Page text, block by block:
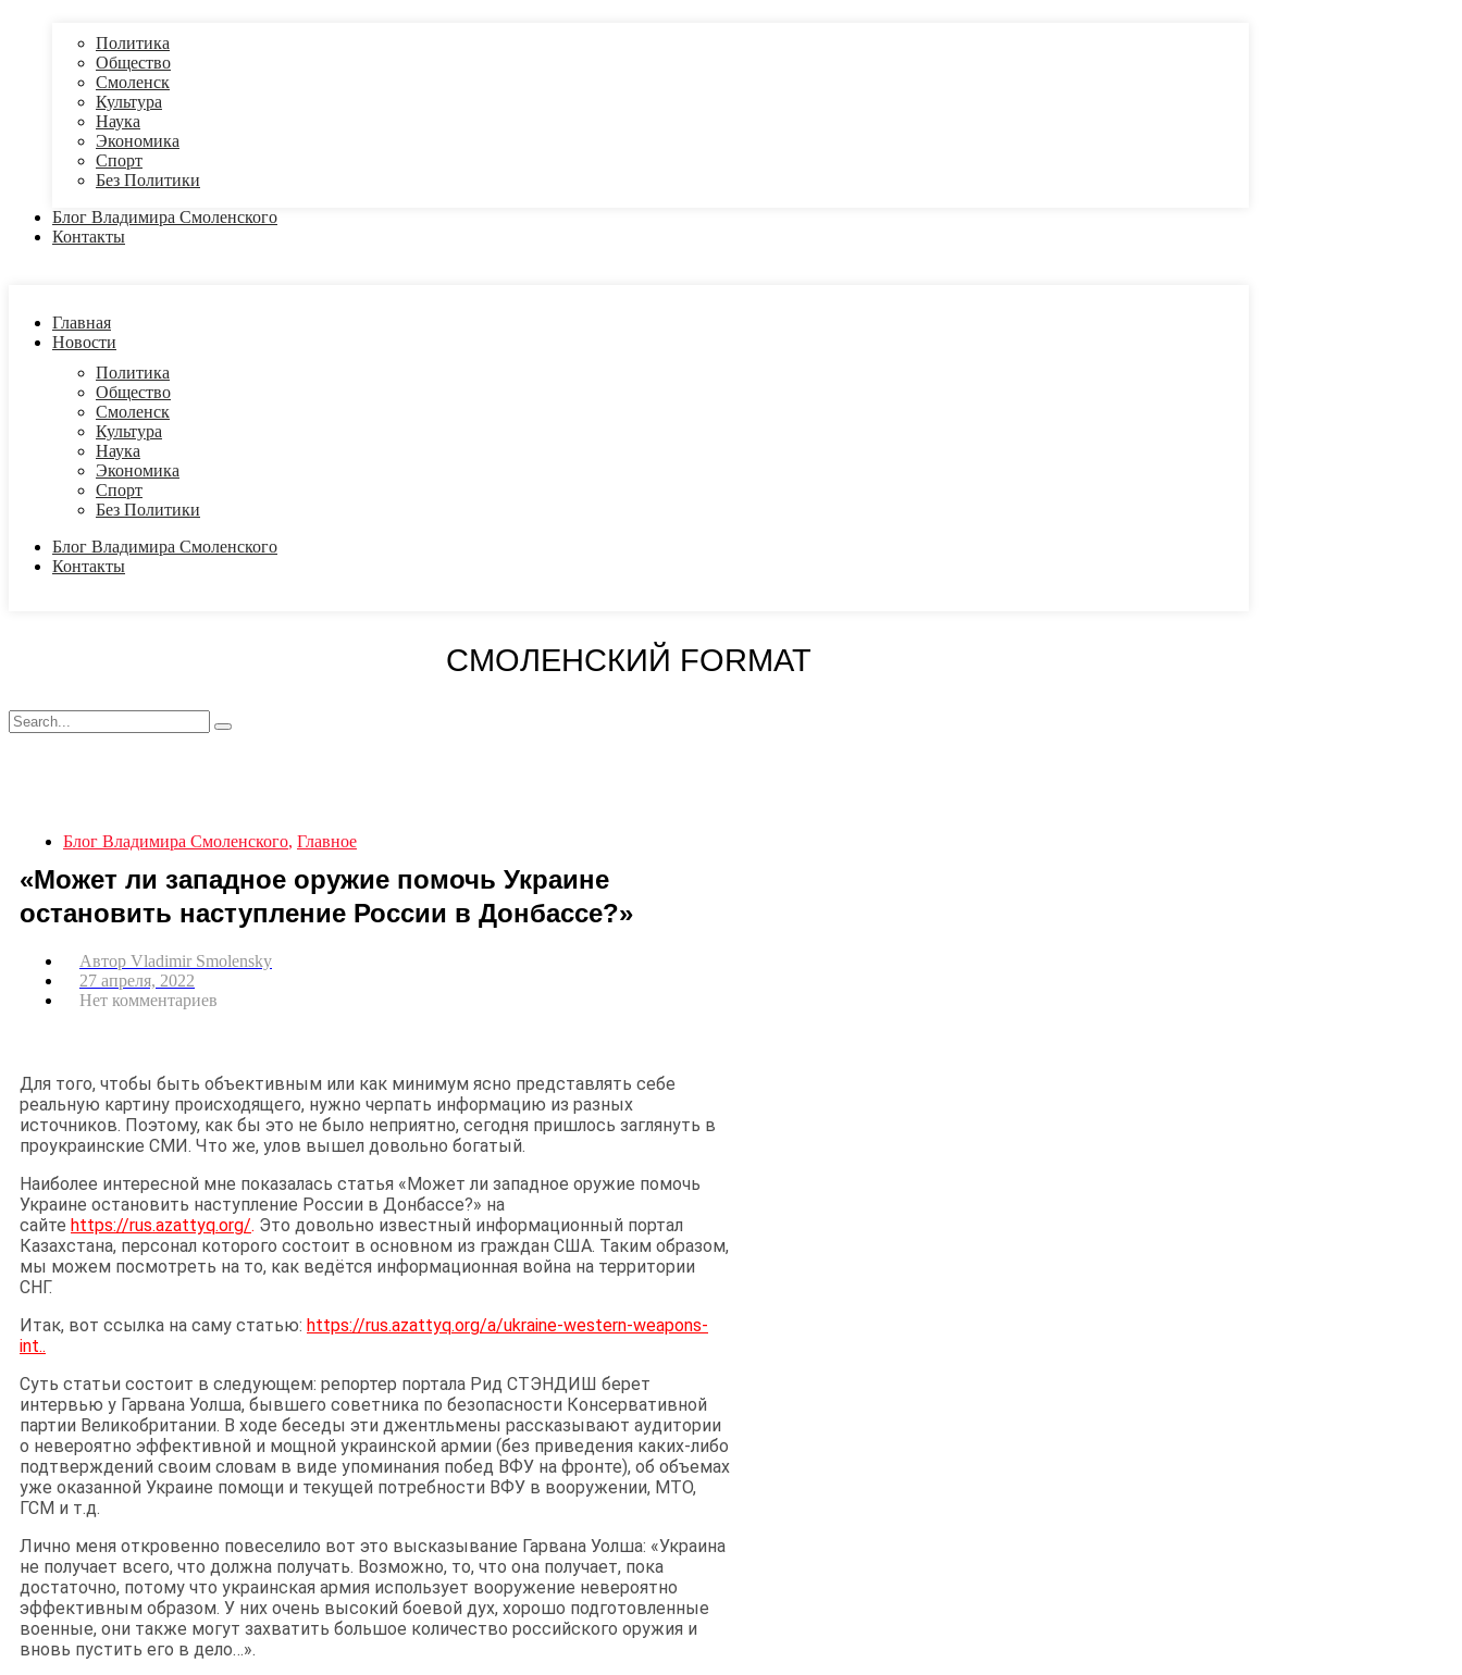
Политика
Общество
Смоленск
Культура
Наука
Экономика
Спорт
Без Политики
Блог Владимира Смоленского
Контакты
Главная
Новости
Политика
Общество
Смоленск
Культура
Наука
Экономика
Спорт
Без Политики
Блог Владимира Смоленского
Контакты
СМОЛЕНСКИЙ FORMAT
Блог Владимира Смоленского, Главное
«Может ли западное оружие помочь Украине
остановить наступление России в Донбассе?»
Автор Vladimir Smolensky
27 апреля, 2022
Нет комментариев
Для того, чтобы быть объективным или как минимум ясно представлять себе
реальную картину происходящего, нужно черпать информацию из разных
источников. Поэтому, как бы это не было неприятно, сегодня пришлось заглянуть в
проукраинские СМИ. Что же, улов вышел довольно богатый.
Наиболее интересной мне показалась статья «Может ли западное оружие помочь
Украине остановить наступление России в Донбассе?» на
сайте https://rus.azattyq.org/. Это довольно известный информационный портал
Казахстана, персонал которого состоит в основном из граждан США. Таким образом,
мы можем посмотреть на то, как ведётся информационная война на территории
СНГ.
Итак, вот ссылка на саму статью: https://rus.azattyq.org/a/ukraine-western-weapons-
int..
Суть статьи состоит в следующем: репортер портала Рид СТЭНДИШ берет
интервью у Гарвана Уолша, бывшего советника по безопасности Консервативной
партии Великобритании. В ходе беседы эти джентльмены рассказывают аудитории
о невероятно эффективной и мощной украинской армии (без приведения каких-либо
подтверждений своим словам в виде упоминания побед ВФУ на фронте), об объемах
уже оказанной Украине помощи и текущей потребности ВФУ в вооружении, МТО,
ГСМ и т.д.
Лично меня откровенно повеселило вот это высказывание Гарвана Уолша: «Украина
не получает всего, что должна получать. Возможно, то, что она получает, пока
достаточно, потому что украинская армия использует вооружение невероятно
эффективным образом. У них очень высокий боевой дух, хорошо подготовленные
военные, они также могут захватить большое количество российского оружия и
вновь пустить его в дело…».